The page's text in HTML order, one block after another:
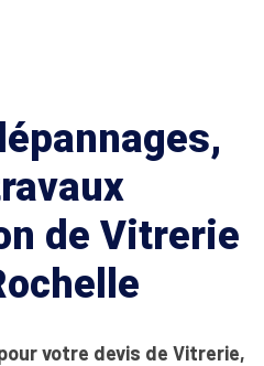
de Vitrerie
votre devis de Vitrerie,